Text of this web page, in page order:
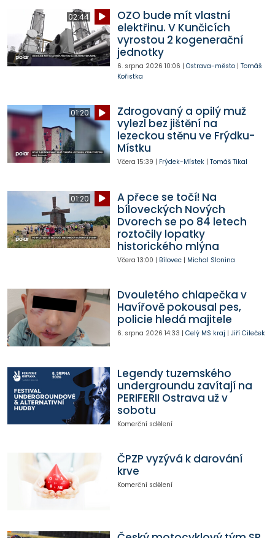
02:44
OZO bude mít vlastní
elektřinu. V Kunčicích
vyrostou 2 kogenerační
jednotky
6. srpna 2026 10:06 | Ostrava-město| Tomáš
Kořistka
01:20
Zdrogovaný a opilý muž
vylezl bez jištění na
lezeckou stěnu ve Frýdku-
Místku
Včera 15:39 | Frýdek-Místek| Tomáš Tikal
01:20
A přece se točí! Na
bíloveckých Nových
Dvorech se po 84 letech
roztočily lopatky
historického mlýna
Včera 13:00 | Bílovec| Michal Slonina
Dvouletého chlapečka v
Havířově pokousal pes,
policie hledá majitele
6. srpna 2026 14:33 | Celý MS kraj | Jiří Cileček
Legendy tuzemského
undergroundu zavítají na
PERIFERII Ostrava už v
sobotu
Komerční sdělení
ČPZP vyzývá k darování
krve
Komerční sdělení